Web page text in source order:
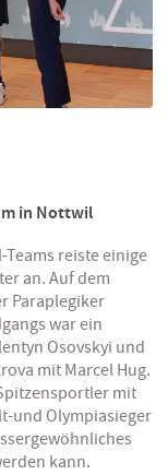
in Nottwil
reiste einige
an. Auf dem
Paraplegiker
war ein
Osovskyi und
mit Marcel Hug.
mit
und Olympiasieger
kann.